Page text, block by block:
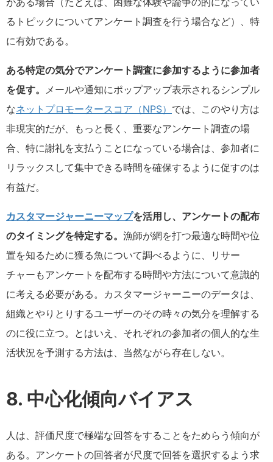
るトピックについてアンケート調査を行う場合など）、特
に有効である。
ある特定の気分でアンケート調査に参加するように参加者
を促す。 メールや通知にポップアップ表示されるシンプル
なネットプロモータースコア（NPS） では、このやり方は
非現実的だが、もっと長く、重要なアンケート調査の場
合、特に謝礼を支払うことになっている場合は、参加者に
リラックスして集中できる時間を確保するように促すのは
有益だ。
カスタマージャーニーマップを活用し、アンケートの配布
のタイミングを特定する。 漁師が網を打つ最適な時間や位
置を知るために獲る魚について調べるように、リサー
チャーもアンケートを配布する時間や方法について意識的
に考える必要がある。カスタマージャーニーのデータは、
組織とやりとりするユーザーのその時々の気分を理解する
のに役に立つ。とはいえ、それぞれの参加者の個人的な生
活状況を予測する方法は、当然ながら存在しない。
8. 中心化傾向バイアス
人は、評価尺度で極端な回答をすることをためらう傾向が
ある。アンケートの回答者が尺度で回答を選択するよう求